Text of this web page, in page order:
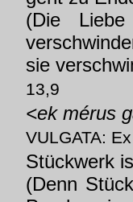
(Die
sie
13,9
<ek mérus
VULGATA:
Stückwerk
(Denn